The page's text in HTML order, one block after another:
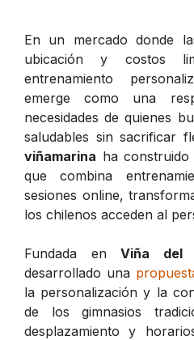
En un mercado donde
ubicación y costos
entrenamiento
emerge como una
necesidades de quienes
saludables sin sacrificar
viñamarina ha
que combina
sesiones online,
los chilenos acceden al
Fundada enViña del
desarrollado una
la personalización y la
de los gimnasios
desplazamiento y